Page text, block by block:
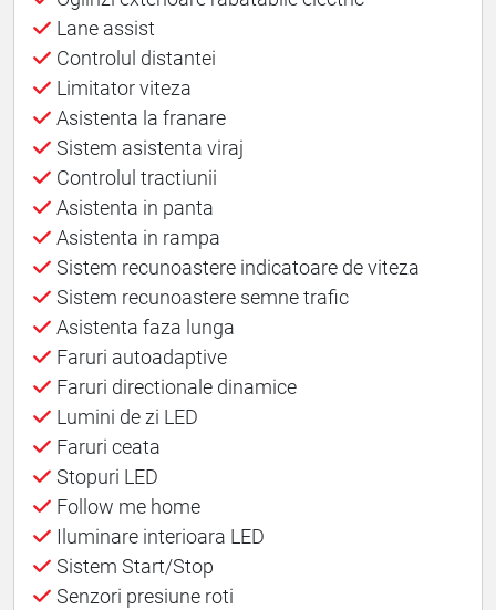
Lane assist
Controlul distantei
Limitator viteza
Asistenta la franare
Sistem asistenta viraj
Controlul tractiunii
Asistenta in panta
Asistenta in rampa
Sistem recunoastere indicatoare de viteza
Sistem recunoastere semne trafic
Asistenta faza lunga
Faruri autoadaptive
Faruri directionale dinamice
Lumini de zi LED
Faruri ceata
Stopuri LED
Follow me home
Iluminare interioara LED
Sistem Start/Stop
Senzori presiune roti